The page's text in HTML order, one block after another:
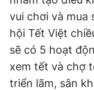
Đọc Thanh Niên
vui chơi và mua
hội Tết Việt
sẽ có 5 hoạt
xem tết và chợ
triển lãm, sân